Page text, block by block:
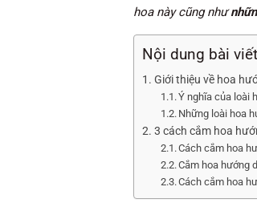
hoa này cũng như
Nội dung bài viết
Giới thiệu về hoa
Ý nghĩa của loài
Những loài hoa
3 cách cắm hoa
Cách cắm hoa
Cắm hoa hướng
Cách cắm hoa